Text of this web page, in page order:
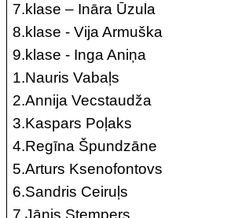
7.klase – Ināra Ūzula
8.klase - Vija Armuška
9.klase - Inga Aniņa
1.Nauris Vabaļs
2.Annija Vecstaudža
3.Kaspars Poļaks
4.Regīna Špundzāne
5.Arturs Ksenofontovs
6.Sandris Ceiruļs
7.Jānis Stempers